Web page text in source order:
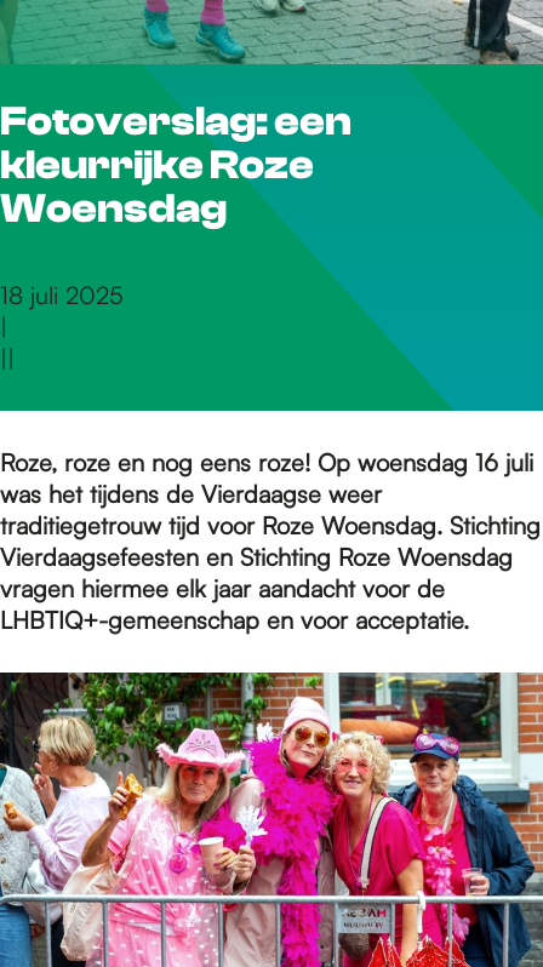
r
d
e
o
m
e
p
a
g
e
Fotoverslag: een
kleurrijke Roze
Woensdag
18 juli 2025
|
||
Roze, roze en nog eens roze! Op woensdag 16 juli
was het tijdens de Vierdaagse weer
traditiegetrouw tijd voor Roze Woensdag. Stichting
Vierdaagsefeesten en Stichting Roze Woensdag
vragen hiermee elk jaar aandacht voor de
LHBTIQ+-gemeenschap en voor acceptatie.